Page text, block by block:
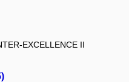
EXCELLENCE II